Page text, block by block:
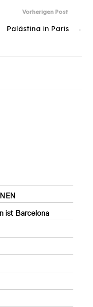
Vorherigen Post
Palästina in Paris →
ist Barcelona